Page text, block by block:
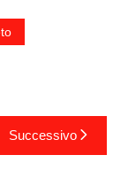
Successivo